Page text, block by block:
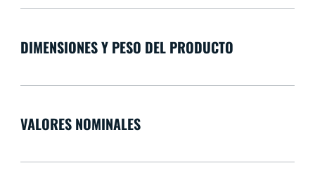
DIMENSIONES Y PESO DEL PRODUCTO
VALORES NOMINALES